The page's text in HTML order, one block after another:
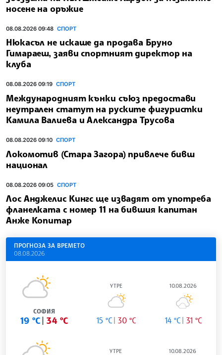
носене на оръжие
08.08.2026 09:48 СПОРТ
Нюкасъл не искаше да продава Бруно
Гимараеш, заяви спортният директор на
клуба
08.08.2026 09:19 СПОРТ
Международният кънки съюз предостави
неутрален статут на руските фигуристки
Камила Валиева и Александра Трусова
08.08.2026 09:10 СПОРТ
Локомотив (Стара Загора) привлече бивш
национал
08.08.2026 09:05 СПОРТ
Лос Анджелис Кингс ще извадят от употреба
фланелката с номер 11 на бившия капитан
Анже Копитар
ПРОГНОЗА ЗА ВРЕМЕТО
08.08.2026
СОФИЯ
19 °C 34 °C
УТРЕ
15 °C 30 °C
10.08.2026
14 °C 31 °C
УТРЕ 10.08.2026